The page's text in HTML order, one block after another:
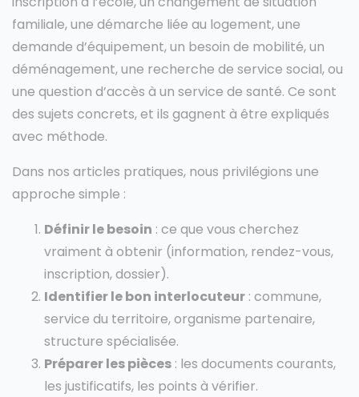
familiale, une démarche liée au logement, une
demande d’équipement, un besoin de mobilité, un
déménagement, une recherche de service social, ou
une question d’accès à un service de santé. Ce sont
des sujets concrets, et ils gagnent à être expliqués
avec méthode.
Dans nos articles pratiques, nous privilégions une
approche simple :
Définir le besoin : ce que vous cherchez
vraiment à obtenir (information, rendez-vous,
inscription, dossier).
Identifier le bon interlocuteur : commune,
service du territoire, organisme partenaire,
structure spécialisée.
Préparer les pièces : les documents courants,
les justificatifs, les points à vérifier.